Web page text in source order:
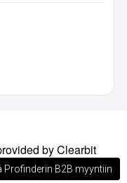
by Clearbit
Profinderin B2B myyntiin